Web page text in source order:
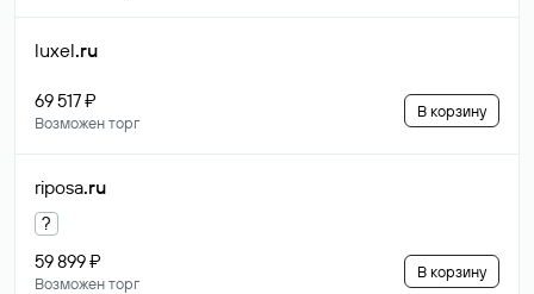
luxel.ru
69 517 ₽
Возможен торг
В корзину
riposa.ru
?
59 899 ₽
Возможен торг
В корзину